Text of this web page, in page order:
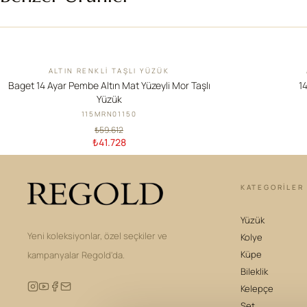
ALTIN RENKLI TAŞLI YÜZÜK
Baget 14 Ayar Pembe Altın Mat Yüzeyli Mor Taşlı
Yüzük
115MRN01150
₺59.612
₺41.728
Yeni koleksiyonlar, özel seçkiler ve
kampanyalar Regold'da.
KATEGORILER
Yüzük
Kolye
Küpe
Bileklik
Kelepçe